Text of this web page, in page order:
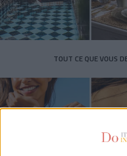
TOUT CE QUE VOUS